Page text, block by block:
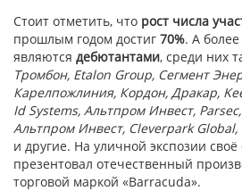
Стоит отметить, что рост числа
прошлым годом достиг 70%. А более
являются дебютантами, среди них
Тромбон, Etalon Group, Сегмент
Карелпожлиния, Кордон, Дракар,
Id Systems, Альтпром Инвест,
Альтпром Инвест, Cleverpark Global,
и другие. На уличной экспозии
презентовал отечественный
торговой маркой «Barracuda».